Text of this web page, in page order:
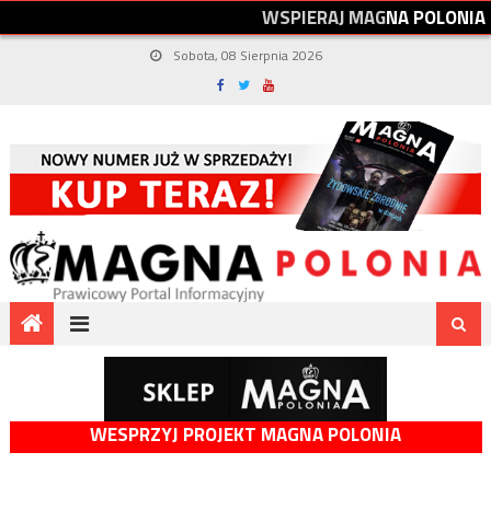
WSPIERAJMAGNAPOLONIA
Sobota, 08 Sierpnia 2026
WESPRZYJ PROJEKT MAGNA POLONIA